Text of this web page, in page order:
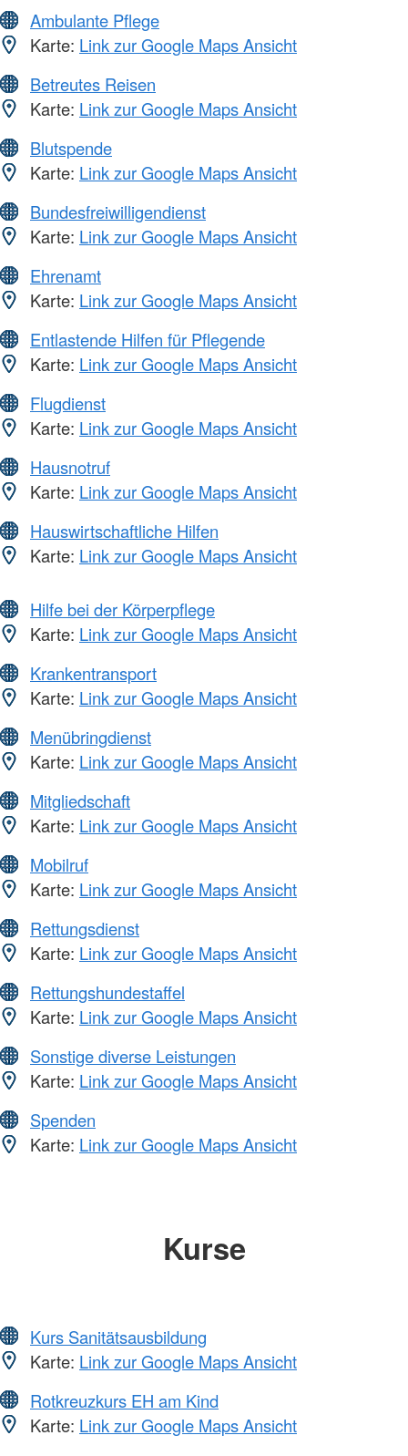
Ambulante Pflege
Karte: Link zur Google Maps Ansicht
Betreutes Reisen
Karte: Link zur Google Maps Ansicht
Blutspende
Karte: Link zur Google Maps Ansicht
Bundesfreiwilligendienst
Karte: Link zur Google Maps Ansicht
Ehrenamt
Karte: Link zur Google Maps Ansicht
Entlastende Hilfen für Pflegende
Karte: Link zur Google Maps Ansicht
Flugdienst
Karte: Link zur Google Maps Ansicht
Hausnotruf
Karte: Link zur Google Maps Ansicht
Hauswirtschaftliche Hilfen
Karte: Link zur Google Maps Ansicht
Hilfe bei der Körperpflege
Karte: Link zur Google Maps Ansicht
Krankentransport
Karte: Link zur Google Maps Ansicht
Menübringdienst
Karte: Link zur Google Maps Ansicht
Mitgliedschaft
Karte: Link zur Google Maps Ansicht
Mobilruf
Karte: Link zur Google Maps Ansicht
Rettungsdienst
Karte: Link zur Google Maps Ansicht
Rettungshundestaffel
Karte: Link zur Google Maps Ansicht
Sonstige diverse Leistungen
Karte: Link zur Google Maps Ansicht
Spenden
Karte: Link zur Google Maps Ansicht
Kurse
Kurs Sanitätsausbildung
Karte: Link zur Google Maps Ansicht
Rotkreuzkurs EH am Kind
Karte: Link zur Google Maps Ansicht